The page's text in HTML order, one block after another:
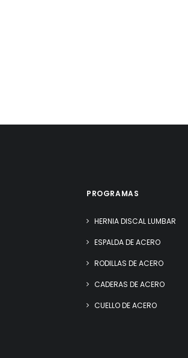
PROGRAMAS
HERNIA DISCAL LUMBAR
ESPALDA DE ACERO
RODILLAS DE ACERO
CADERAS DE ACERO
CUELLO DE ACERO